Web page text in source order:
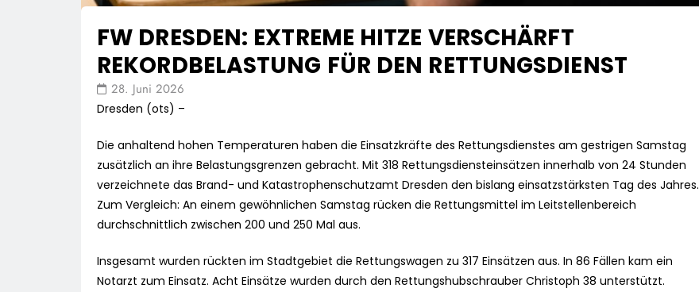
FW DRESDEN: EXTREME HITZE VERSCHÄRFT
REKORDBELASTUNG FÜR DEN RETTUNGSDIENST
28. Juni 2026
Dresden (ots) –
Die anhaltend hohen Temperaturen haben die Einsatzkräfte des Rettungsdienstes am gestrigen Samstag
zusätzlich an ihre Belastungsgrenzen gebracht. Mit 318 Rettungsdiensteinsätzen innerhalb von 24 Stunden
verzeichnete das Brand- und Katastrophenschutzamt Dresden den bislang einsatzstärksten Tag des Jahres.
Zum Vergleich: An einem gewöhnlichen Samstag rücken die Rettungsmittel im Leitstellenbereich
durchschnittlich zwischen 200 und 250 Mal aus.
Insgesamt wurden rückten im Stadtgebiet die Rettungswagen zu 317 Einsätzen aus. In 86 Fällen kam ein
Notarzt zum Einsatz. Acht Einsätze wurden durch den Rettungshubschrauber Christoph 38 unterstützt.